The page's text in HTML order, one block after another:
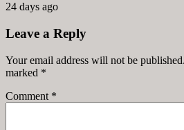
24 days ago
Leave a Reply
Your email address will not be
marked *
Comment *